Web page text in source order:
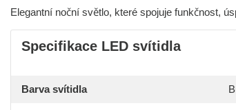
Elegantní noční světlo, které spojuje funkčnost,
Specifikace LED svítidla
Barva svítidla